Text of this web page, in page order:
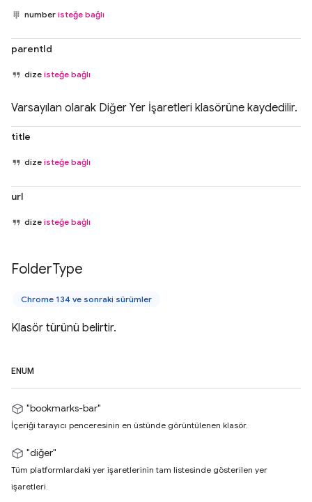
number isteğe bağlı
parentId
dize isteğe bağlı
Varsayılan olarak Diğer Yer İşaretleri klasörüne kaydedilir.
title
dize isteğe bağlı
url
dize isteğe bağlı
FolderType
Chrome 134 ve sonraki sürümler
Klasör türünü belirtir.
ENUM
"bookmarks-bar"
İçeriği tarayıcı penceresinin en üstünde görüntülenen klasör.
"diğer"
Tüm platformlardaki yer işaretlerinin tam listesinde gösterilen yer
işaretleri.